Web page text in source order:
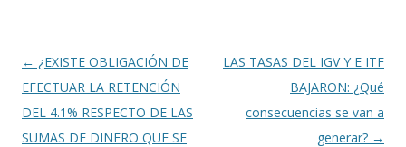
Navegación
de
entradas
← ¿EXISTE OBLIGACIÓN DE
EFECTUAR LA RETENCIÓN
DEL 4.1% RESPECTO DE LAS
SUMAS DE DINERO QUE SE
LAS TASAS DEL IGV Y E ITF
BAJARON: ¿Qué
consecuencias se van a
generar? →